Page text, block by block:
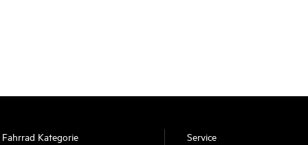
Fahrrad Kategorie Service